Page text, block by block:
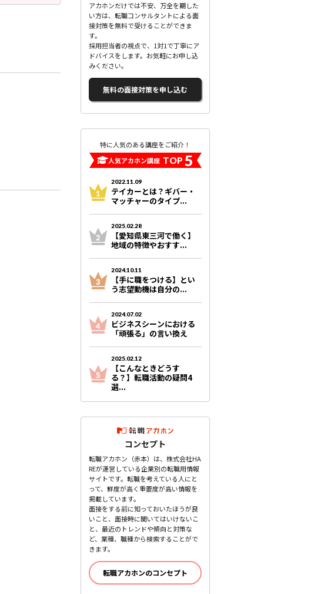
アカホンだけでは不安、万全を期した
い方は、転職コンサルタントによる面
接対策を無料で受けることができま
す。
採用担当者の視点で、1対1で丁寧にア
ドバイスをします。お気軽にお申し込
みください。
無料の面接対策を申し込む
特に人気のある講座をご紹介！
人気アカホン講座 TOP 5
2022.11.09
テイカーとは？ギバー・
マッチャーのタイプ...
2025.02.28
【愛知県東三河で働く】
地域の特徴やおすす...
2024.10.11
【手に職をつける】とい
う志望動機は自分の...
2024.07.02
ビジネスシーンにおける
「頑張る」の言い換え
2025.02.12
【こんなときどうす
る？】転職活動の疑問4
選...
コンセプト
転職アカホン（赤本）は、株式会社HA
REが運営している企業別の転職用情報
サイトです。転職を考えている人にと
って、鮮度が高く重要度が高い情報を
掲載しています。
面接をする前に知っておいたほうが良
いこと、面接時に聞いてはいけないこ
と、最近のトレンドや傾向と対策な
ど、業種、職種から検索することがで
きます。
転職アカホンのコンセプト